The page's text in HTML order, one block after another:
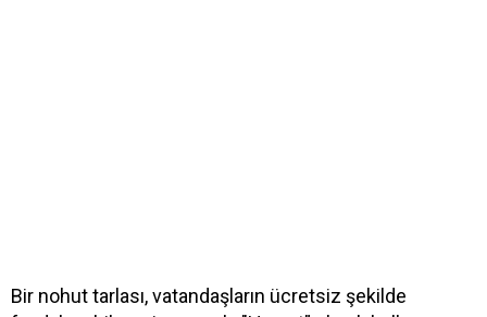
Bir nohut tarlası, vatandaşların ücretsiz şekilde